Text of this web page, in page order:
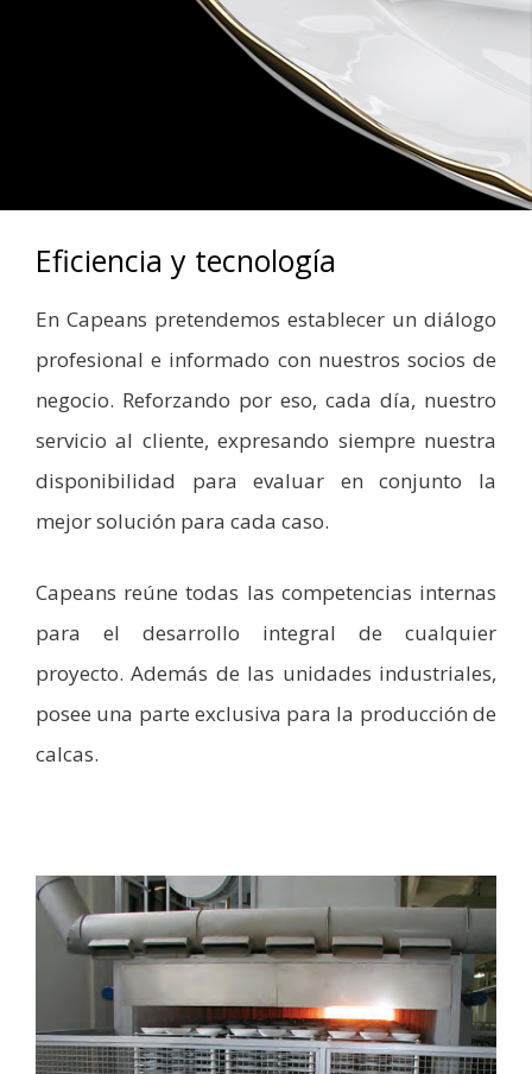
Eficiencia y tecnología
En Capeans pretendemos establecer un diálogo
profesional e informado con nuestros socios de
negocio. Reforzando por eso, cada día, nuestro
servicio al cliente, expresando siempre nuestra
disponibilidad para evaluar en conjunto la
mejor solución para cada caso.
Capeans reúne todas las competencias internas
para el desarrollo integral de cualquier
proyecto. Además de las unidades industriales,
posee una parte exclusiva para la producción de
calcas.